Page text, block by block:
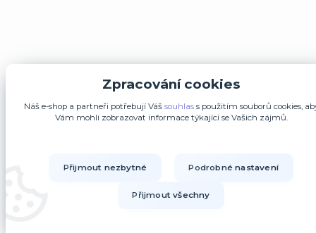
Zpracování cookies
Náš e-shop a partneři potřebují Váš souhlass použitím souborů cookies,
Vám mohli zobrazovat informace týkající se Vašich zájmů.
Přijmout nezbytné Podrobné nastavení
Přijmout všechny